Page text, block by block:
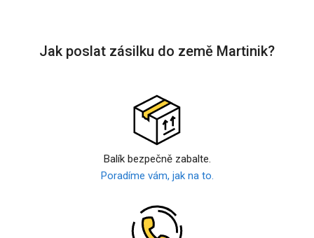
Jak poslat zásilku do země Martinik?
Balík bezpečně zabalte.
Poradíme vám, jak na to.